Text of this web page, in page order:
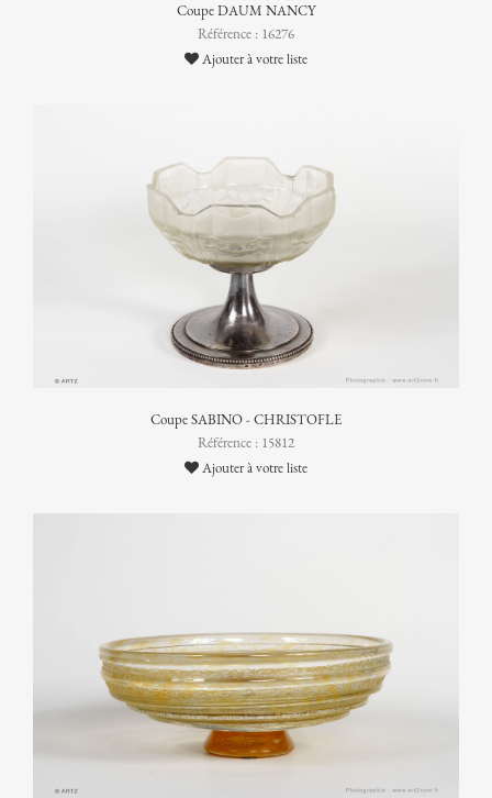
Coupe DAUM NANCY
Référence : 16276
Ajouter à votre liste
Coupe SABINO - CHRISTOFLE
Référence : 15812
Ajouter à votre liste